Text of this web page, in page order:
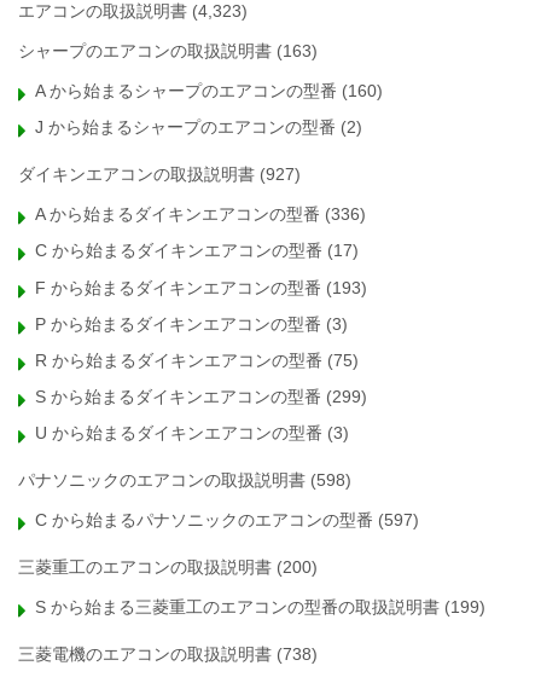
エアコンの取扱説明書 (4,323)
シャープのエアコンの取扱説明書 (163)
A から始まるシャープのエアコンの型番 (160)
J から始まるシャープのエアコンの型番 (2)
ダイキンエアコンの取扱説明書 (927)
A から始まるダイキンエアコンの型番 (336)
C から始まるダイキンエアコンの型番 (17)
F から始まるダイキンエアコンの型番 (193)
P から始まるダイキンエアコンの型番 (3)
R から始まるダイキンエアコンの型番 (75)
S から始まるダイキンエアコンの型番 (299)
U から始まるダイキンエアコンの型番 (3)
パナソニックのエアコンの取扱説明書 (598)
C から始まるパナソニックのエアコンの型番 (597)
三菱重工のエアコンの取扱説明書 (200)
S から始まる三菱重工のエアコンの型番の取扱説明書 (199)
三菱電機のエアコンの取扱説明書 (738)